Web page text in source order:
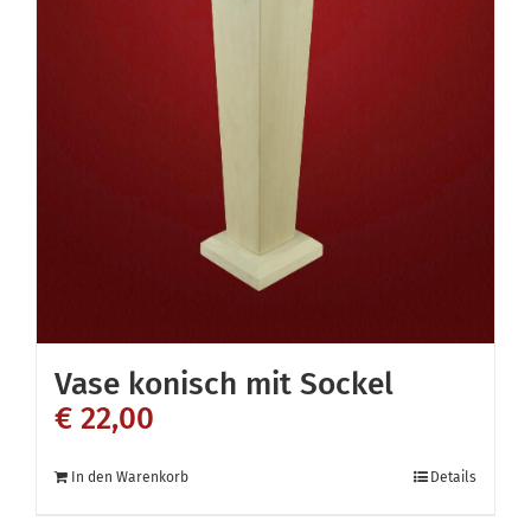
Vase konisch mit Sockel
€ 22,00
In den Warenkorb Details